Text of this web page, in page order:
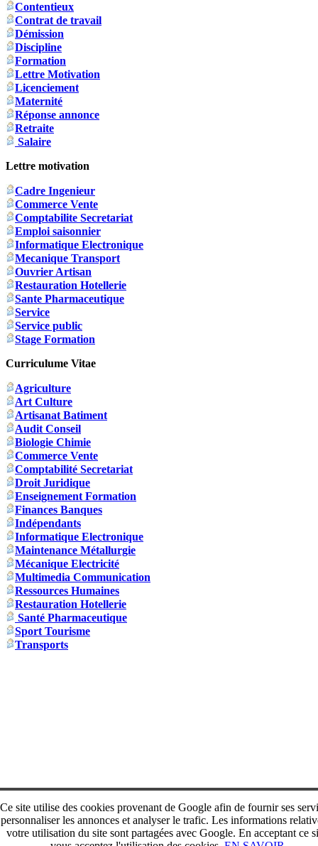
Contentieux
Contrat de travail
Démission
Discipline
Formation
Lettre Motivation
Licenciement
Maternité
Réponse annonce
Retraite
Salaire
Lettre motivation
Cadre Ingenieur
Commerce Vente
Comptabilite Secretariat
Emploi saisonnier
Informatique Electronique
Mecanique Transport
Ouvrier Artisan
Restauration Hotellerie
Sante Pharmaceutique
Service
Service public
Stage Formation
Curriculume Vitae
Agriculture
Art Culture
Artisanat Batiment
Audit Conseil
Biologie Chimie
Commerce Vente
Comptabilité Secretariat
Droit Juridique
Enseignement Formation
Finances Banques
Indépendants
Informatique Electronique
Maintenance Métallurgie
Mécanique Electricité
Multimedia Communication
Ressources Humaines
Restauration Hotellerie
Santé Pharmaceutique
Sport Tourisme
Transports
Ce site utilise des cookies provenant de Google afin de fournir ses
personnaliser les annonces et analyser le trafic. Les informations
votre utilisation du site sont partagées avec Google. En acceptant ce